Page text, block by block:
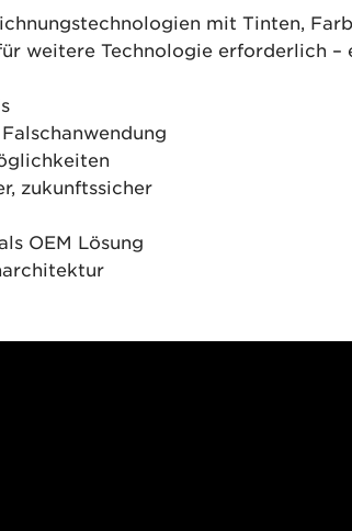
mit Tinten,
weitere Technologie erforderlich –
zukunftssicher
OEM Lösung